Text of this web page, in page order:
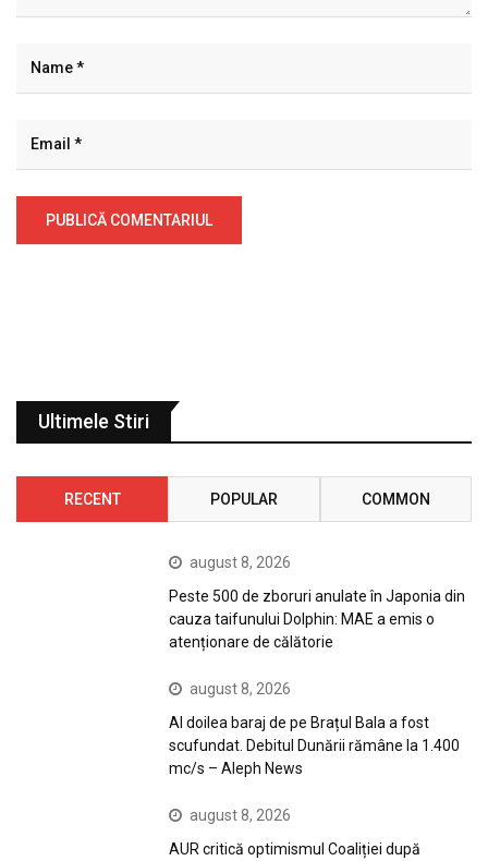
Ultimele Stiri
RECENT POPULAR COMMON
august 8, 2026
Peste 500 de zboruri anulate în Japonia din
cauza taifunului Dolphin: MAE a emis o
atenționare de călătorie
august 8, 2026
Al doilea baraj de pe Brațul Bala a fost
scufundat. Debitul Dunării rămâne la 1.400
mc/s – Aleph News
august 8, 2026
AUR critică optimismul Coaliției după